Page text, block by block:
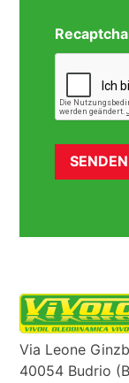
Recaptcha
Via Leone
40054 Budrio